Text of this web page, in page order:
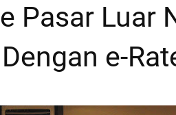
Pasar Luar
e-